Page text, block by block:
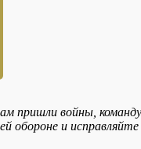
пришли войны,
обороне и